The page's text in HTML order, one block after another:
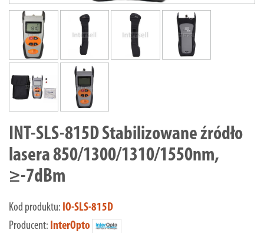
INT-SLS-815D Stabilizowane źródło
lasera 850/1300/1310/1550nm,
≥-7dBm
Kod produktu: IO-SLS-815D
Producent: InterOpto